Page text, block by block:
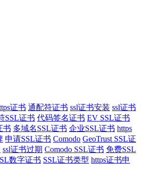
证书 通配符证书 ssl证书安装 ssl证书
SSL证书 代码签名证书 EV SSL证书
书 多域名SSL证书 企业SSL证书 https
申请SSL证书 Comodo GeoTrust SSL证
ssl证书过期 Comodo SSL证书 免费SSL
数字证书 SSL证书类型 https证书申